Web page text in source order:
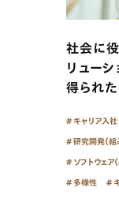
社会に
リュー
得られ
キャリア入社
研究開発（組
ソフトウェア
多様性